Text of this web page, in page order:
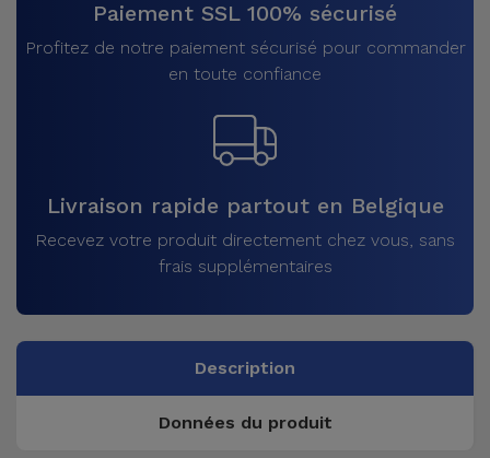
Paiement SSL 100% sécurisé
Profitez de notre paiement sécurisé pour commander
en toute confiance
Livraison rapide partout en Belgique
Recevez votre produit directement chez vous, sans
frais supplémentaires
Description
Données du produit